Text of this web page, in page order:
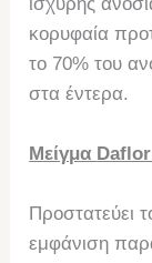
κορυφαία
το 70% του
στα έντερα.
Μείγμα
Προστατεύει
εμφάνιση